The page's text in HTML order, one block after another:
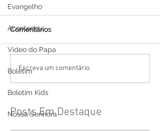
Evangelho
Aconteceu
Video do Papa
Boletim
Boletim Kids
Nossa Senhora
Comentários
Escreva um comentário
Posts Em Destaque